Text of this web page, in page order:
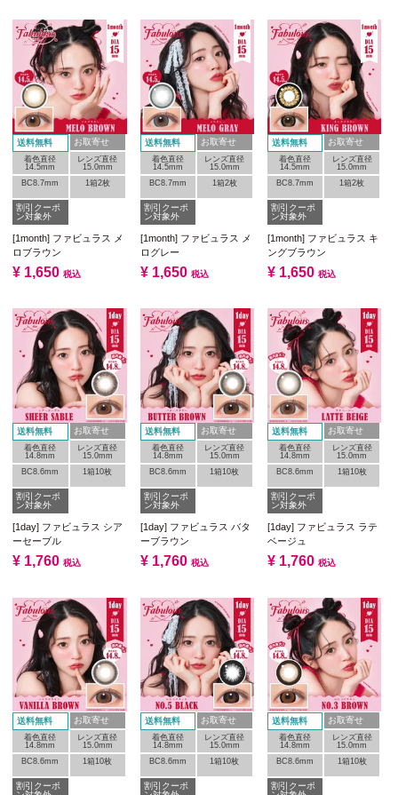
送料無料 お取寄せ
着色直径
14.5mm
レンズ直径
15.0mm
BC8.7mm
1箱2枚
割引クーポ
ン対象外
[1month] ファビュラス メ
ロブラウン
¥ 1,650 税込
送料無料 お取寄せ
着色直径
14.5mm
レンズ直径
15.0mm
BC8.7mm
1箱2枚
割引クーポ
ン対象外
[1month] ファビュラス メ
ログレー
¥ 1,650 税込
送料無料 お取寄せ
着色直径
14.5mm
レンズ直径
15.0mm
BC8.7mm
1箱2枚
割引クーポ
ン対象外
[1month] ファビュラス キ
ングブラウン
¥ 1,650 税込
送料無料 お取寄せ
着色直径
14.8mm
レンズ直径
15.0mm
BC8.6mm
1箱10枚
割引クーポ
ン対象外
[1day] ファビュラス シア
ーセーブル
¥ 1,760 税込
送料無料 お取寄せ
着色直径
14.8mm
レンズ直径
15.0mm
BC8.6mm
1箱10枚
割引クーポ
ン対象外
[1day] ファビュラス バタ
ーブラウン
¥ 1,760 税込
送料無料 お取寄せ
着色直径
14.8mm
レンズ直径
15.0mm
BC8.6mm
1箱10枚
割引クーポ
ン対象外
[1day] ファビュラス ラテ
ベージュ
¥ 1,760 税込
送料無料 お取寄せ
着色直径
14.8mm
レンズ直径
15.0mm
BC8.6mm
1箱10枚
割引クーポ
送料無料 お取寄せ
着色直径
14.8mm
レンズ直径
15.0mm
BC8.6mm
1箱10枚
割引クーポ
送料無料 お取寄せ
着色直径
14.8mm
レンズ直径
15.0mm
BC8.6mm
1箱10枚
割引クーポ